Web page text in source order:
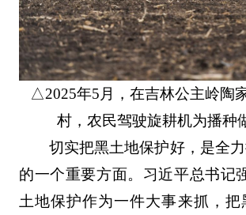
△2025年5月，在吉林公主岭陶
村，农民驾驶旋耕机为播种
切实把黑土地保护好，是全
的一个重要方面。习近平总书记
土地保护作为一件大事来抓，把